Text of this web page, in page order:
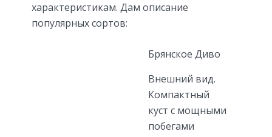
характеристикам. Дам описание
популярных сортов:
Брянское Диво
Внешний вид.
Компактный
куст с мощными
побегами